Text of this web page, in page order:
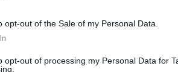
opt-out of the Sale of my Personal Data.
opt-out of processing my Personal Data for
se dédouaner de